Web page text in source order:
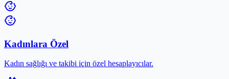
Kadınlara Özel
Kadın sağlığı ve takibi için özel hesaplayıcılar.